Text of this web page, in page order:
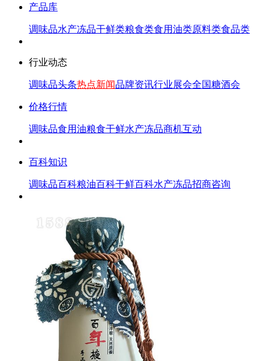
产品库
调味品水产冻品干鲜类粮食类食用油类原料类食品类
行业动态
调味品头条热点新闻品牌资讯行业展会全国糖酒会
价格行情
调味品食用油粮食干鲜水产冻品商机互动
百科知识
调味品百科粮油百科干鲜百科水产冻品招商咨询